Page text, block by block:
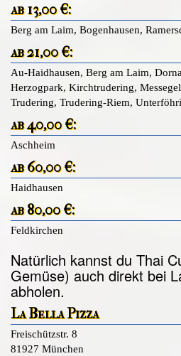
ab 13,00 €:
Berg am Laim, Bogenhausen,
ab 21,00 €:
Au-Haidhausen, Berg am Laim,
Herzogpark, Kirchtrudering,
Trudering, Trudering-Riem,
ab 40,00 €:
Aschheim
ab 60,00 €:
Haidhausen
ab 80,00 €:
Feldkirchen
Natürlich kannst du Thai
Gemüse) auch direkt bei
abholen.
La Bella Pizza
Freischützstr. 8
81927 München